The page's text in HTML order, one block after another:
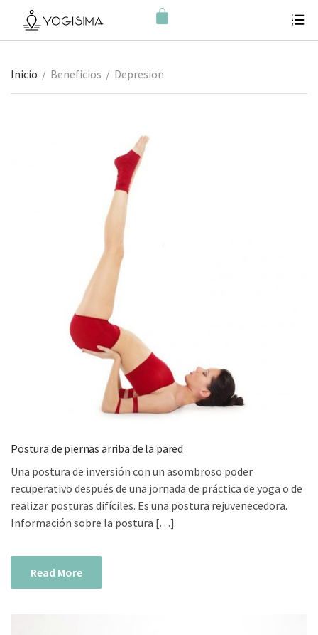
Inicio / Beneficios / Depresion
Postura de piernas arriba de la pared
Una postura de inversión con un asombroso poder
recuperativo después de una jornada de práctica de yoga o de
realizar posturas difíciles. Es una postura rejuvenecedora.
Información sobre la postura […]
Read More